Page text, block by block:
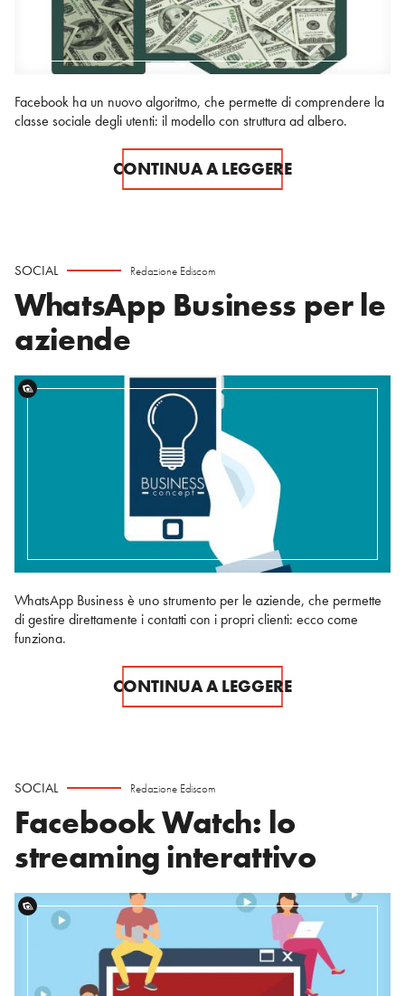
Facebook ha un nuovo algoritmo, che permette di comprendere la
classe sociale degli utenti: il modello con struttura ad albero.
CONTINUA A LEGGERE
SOCIAL Redazione Ediscom
WhatsApp Business per le
aziende
WhatsApp Business è uno strumento per le aziende, che permette
di gestire direttamente i contatti con i propri clienti: ecco come
funziona.
CONTINUA A LEGGERE
SOCIAL Redazione Ediscom
Facebook Watch: lo
streaming interattivo